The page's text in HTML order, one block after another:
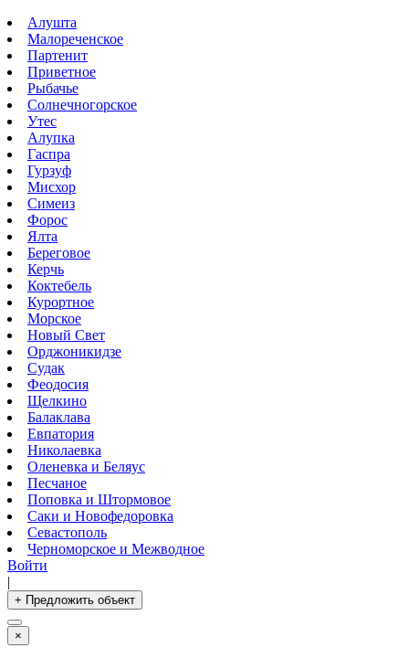
Алушта
Малореченское
Партенит
Приветное
Рыбачье
Солнечногорское
Утес
Алупка
Гаспра
Гурзуф
Мисхор
Симеиз
Форос
Ялта
Береговое
Керчь
Коктебель
Курортное
Морское
Новый Свет
Орджоникидзе
Судак
Феодосия
Щелкино
Балаклава
Евпатория
Николаевка
Оленевка и Беляус
Песчаное
Поповка и Штормовое
Саки и Новофедоровка
Севастополь
Черноморское и Межводное
Войти
|
+ Предложить объект
×